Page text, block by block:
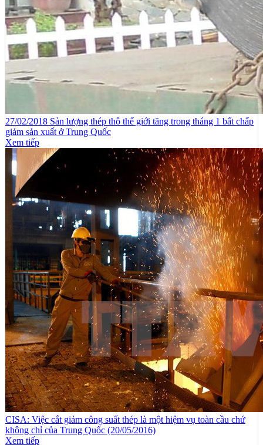
27/02/2018 Sản lượng thép thô thế giới tăng trong tháng 1 bất chấp
giảm sản xuất ở Trung Quốc
Xem tiếp
CISA: Việc cắt giảm công suất thép là một hiệm vụ toàn cầu chứ
không chỉ của Trung Quốc (20/05/2016)
Xem tiếp